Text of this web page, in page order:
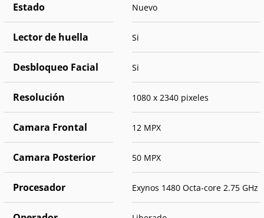
Estado Nuevo
Lector de huella Si
Desbloqueo Facial Si
Resolución 1080 x 2340 pixeles
Camara Frontal 12 MPX
Camara Posterior 50 MPX
Procesador Exynos 1480 Octa-core 2.75 GHz